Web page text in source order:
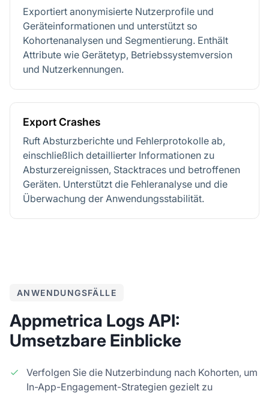
Exportiert anonymisierte Nutzerprofile und
Geräteinformationen und unterstützt so
Kohortenanalysen und Segmentierung. Enthält
Attribute wie Gerätetyp, Betriebssystemversion
und Nutzerkennungen.
Export Crashes
Ruft Absturzberichte und Fehlerprotokolle ab,
einschließlich detaillierter Informationen zu
Absturzereignissen, Stacktraces und betroffenen
Geräten. Unterstützt die Fehleranalyse und die
Überwachung der Anwendungsstabilität.
ANWENDUNGSFÄLLE
Appmetrica Logs API:
Umsetzbare Einblicke
Verfolgen Sie die Nutzerbindung nach Kohorten, um
In-App-Engagement-Strategien gezielt zu